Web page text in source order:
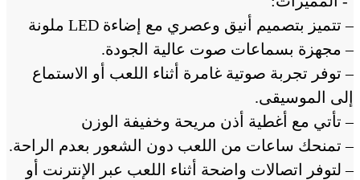
– تتميز بتصميم أنيق وعصري مع إضاءة LED ملونة
– مجهزة بسماعات صوت عالية الجودة.
– توفر تجربة صوتية غامرة أثناء اللعب أو الاستماع
إلى الموسيقى.
– تأتي مع أغطية أذن مريحة وخفيفة الوزن
– تمنحك ساعات من اللعب دون الشعور بعدم الراحة.
– لتوفر اتصالات واضحة أثناء اللعب عبر الإنترنت أو